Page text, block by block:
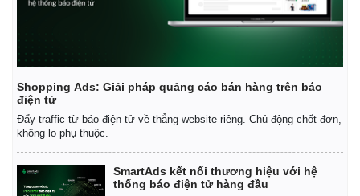
Shopping Ads: Giải pháp quảng cáo bán hàng trên báo
điện tử
Đẩy traffic từ báo điện tử về thẳng website riêng. Chủ động chốt đơn,
không lo phụ thuộc.
SmartAds kết nối thương hiệu với hệ
thống báo điện tử hàng đầu